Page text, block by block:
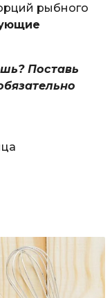
рыбного
Поставь